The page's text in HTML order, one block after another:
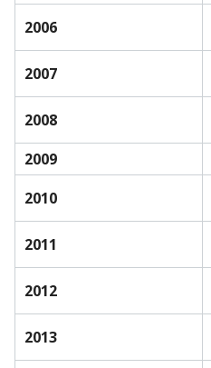
2006
2007
2008
2009
2010
2011
2012
2013